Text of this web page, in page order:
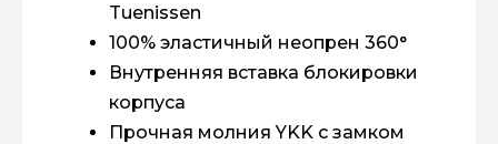
Tuenissen
100% эластичный неопрен 360°
Внутренняя вставка блокировки
корпуса
Прочная молния YKK с замком